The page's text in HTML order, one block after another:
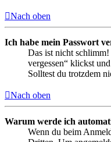
Nach oben
Ich habe mein Passwort
Das ist nicht
vergessen“ klickst
Solltest du trotzdem
Nach oben
Warum werde ich
Wenn du beim